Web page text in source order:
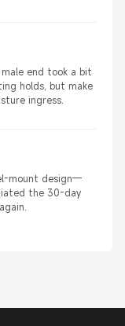
end took a bit
holds, but make
ingress.
mount design—
the 30-day